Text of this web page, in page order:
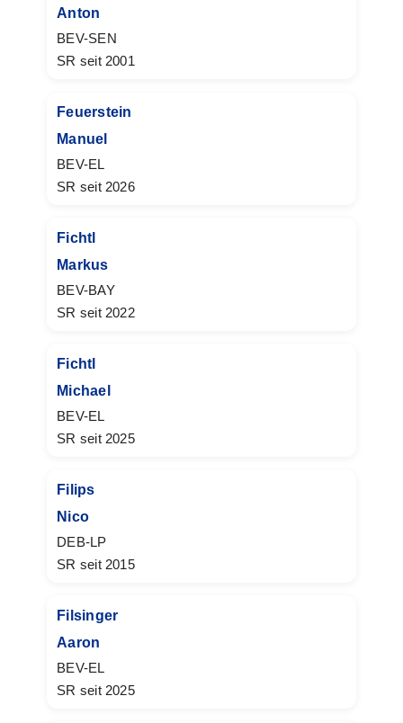
Anton
BEV-SEN
SR seit 2001
Feuerstein
Manuel
BEV-EL
SR seit 2026
Fichtl
Markus
BEV-BAY
SR seit 2022
Fichtl
Michael
BEV-EL
SR seit 2025
Filips
Nico
DEB-LP
SR seit 2015
Filsinger
Aaron
BEV-EL
SR seit 2025